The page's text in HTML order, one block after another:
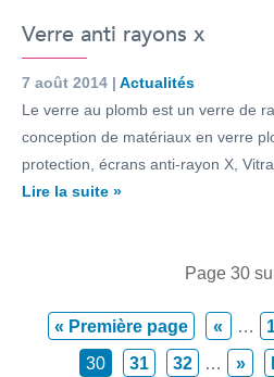
Verre anti rayons x
7 août 2014 | Actualités
Le verre au plomb est un verre de
conception de matériaux en verre
protection, écrans anti-rayon X,
Lire la suite »
Page 30
« Première page « …
30
31 32 … »